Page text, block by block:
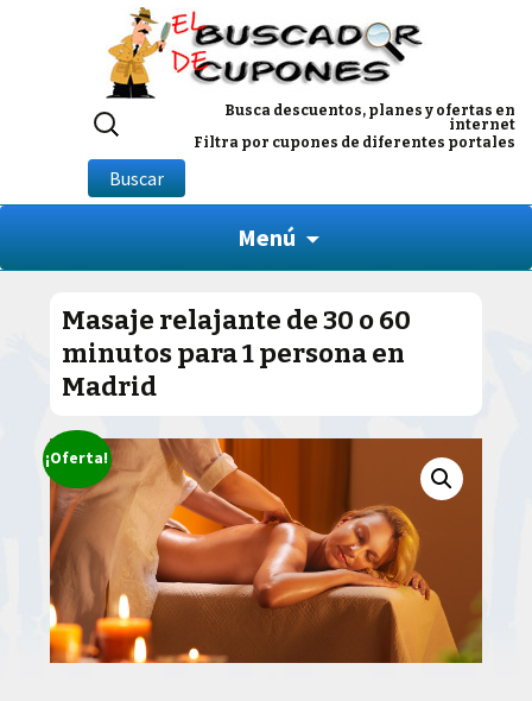
Busca descuentos, planes y ofertas en
internet
Filtra por cupones de diferentes portales
Buscar
por:
Buscar
Menú
Masaje relajante de 30 o 60
minutos para 1 persona en
Madrid
¡Oferta!